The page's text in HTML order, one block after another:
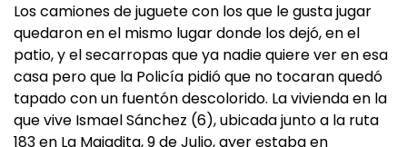
Los camiones de juguete con los que le gusta jugar
quedaron en el mismo lugar donde los dejó, en el
patio, y el secarropas que ya nadie quiere ver en esa
casa pero que la Policía pidió que no tocaran quedó
tapado con un fuentón descolorido. La vivienda en la
que vive Ismael Sánchez (6), ubicada junto a la ruta
183 en La Majadita, 9 de Julio, ayer estaba en